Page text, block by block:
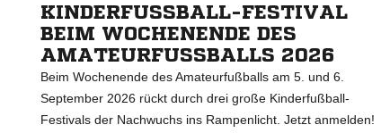
KINDERFUSSBALL-FESTIVAL B
EIM WOCHENENDE DES A
MATEURFUSSBALLS 2026
Beim Wochenende des Amateurfußballs am 5. und 6.
September 2026 rückt durch drei große Kinderfußball-
Festivals der Nachwuchs ins Rampenlicht. Jetzt anmelden!